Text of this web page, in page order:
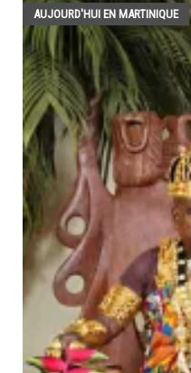
AUJOURD'HUI EN MARTINIQUE